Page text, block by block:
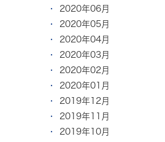
2020年06月
2020年05月
2020年04月
2020年03月
2020年02月
2020年01月
2019年12月
2019年11月
2019年10月